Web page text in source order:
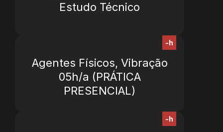
Estudo Técnico
-h
Agentes Físicos, Vibração
05h/a (PRÁTICA
PRESENCIAL)
-h